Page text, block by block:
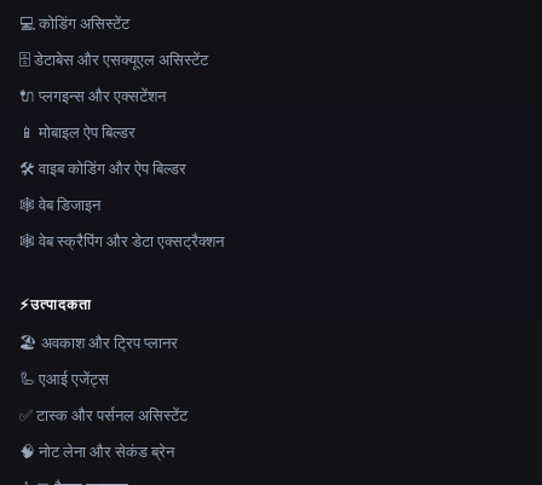
💻 कोडिंग असिस्टेंट
🗄️ डेटाबेस और एसक्यूएल असिस्टेंट
🔌 प्लगइन्स और एक्सटेंशन
📱 मोबाइल ऐप बिल्डर
🛠️ वाइब कोडिंग और ऐप बिल्डर
🕸 वेब डिजाइन
🕸️ वेब स्क्रैपिंग और डेटा एक्सट्रैक्शन
⚡उत्पादकता
🏖 अवकाश और ट्रिप प्लानर
🦾 एआई एजेंट्स
✅ टास्क और पर्सनल असिस्टेंट
🧠 नोट लेना और सेकंड ब्रेन